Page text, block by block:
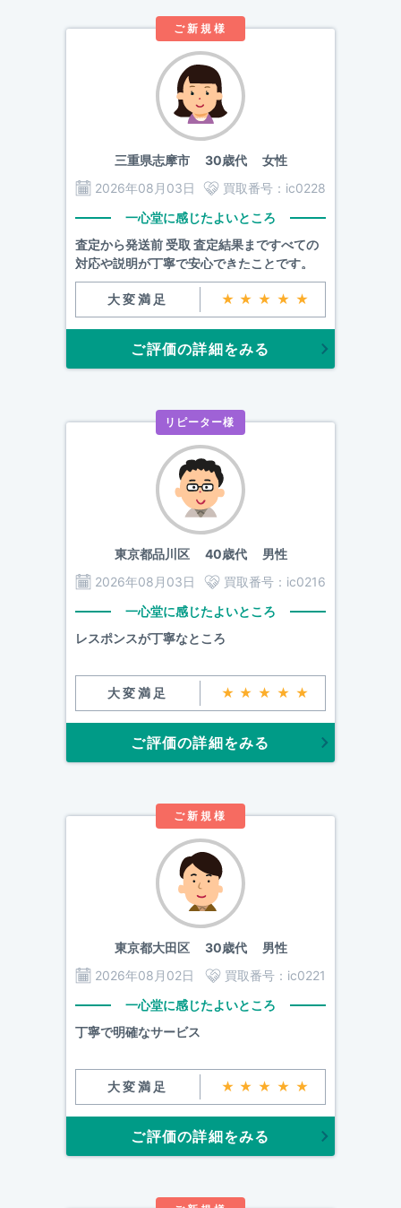
ご新規様
三重県志摩市30歳代 女性
2026年08月03日
買取番号： ic0228
一心堂に感じたよいところ
査定から発送前 受取 査定結果まですべての
対応や説明が丁寧で安心できたことです。
大変満足 ★★★★★
ご評価の詳細をみる
リピーター様
東京都品川区40歳代 男性
2026年08月03日
買取番号： ic0216
一心堂に感じたよいところ
レスポンスが丁寧なところ
大変満足 ★★★★★
ご評価の詳細をみる
ご新規様
東京都大田区30歳代 男性
2026年08月02日
買取番号： ic0221
一心堂に感じたよいところ
丁寧で明確なサービス
大変満足 ★★★★★
ご評価の詳細をみる